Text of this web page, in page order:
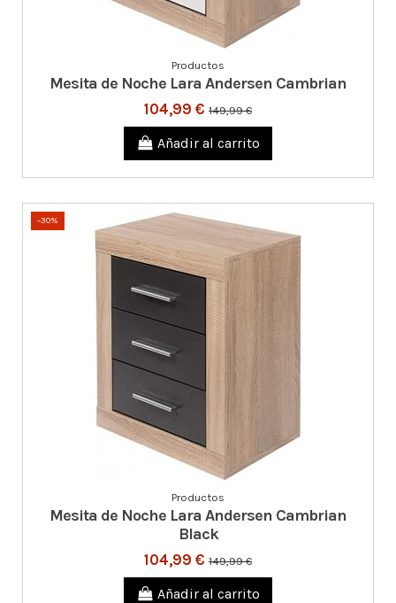
Productos
Mesita de Noche Lara Andersen Cambrian
104,99 € 149,99 €
Añadir al carrito
-30%
Productos
Mesita de Noche Lara Andersen Cambrian
Black
104,99 € 149,99 €
Añadir al carrito